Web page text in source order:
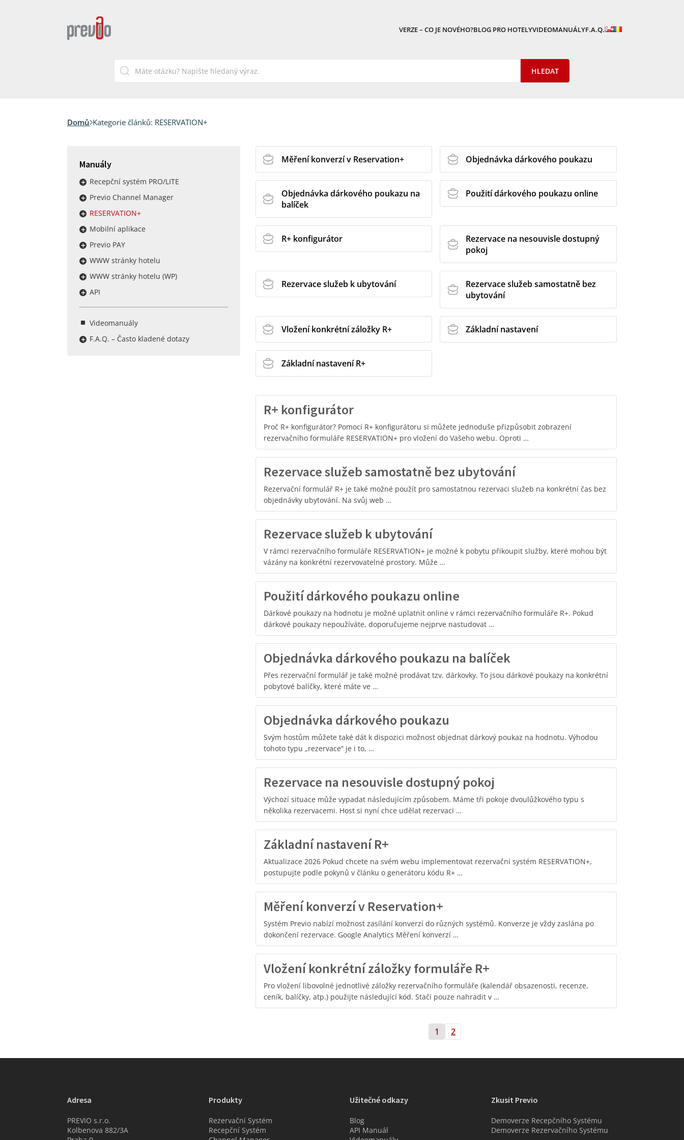
VERZE – CO JE NOVÉHO?BLOG PRO HOTELYVIDEOMANUÁLYF.A.Q.
Domů Kategorie článků: RESERVATION+
Manuály
Recepční systém PRO/LITE
Previo Channel Manager
RESERVATION+
Mobilní aplikace
Previo PAY
WWW stránky hotelu
WWW stránky hotelu (WP)
API
Videomanuály
F.A.Q. – Často kladené dotazy
Měření konverzí v Reservation+ Objednávka dárkového poukazu
Objednávka dárkového poukazu na
balíček
Použití dárkového poukazu online
R+ konfigurátor
Rezervace na nesouvisle dostupný
pokoj
Rezervace služeb k ubytování
Rezervace služeb samostatně bez
ubytování
Vložení konkrétní záložky R+ Základní nastavení
Základní nastavení R+
R+ konfigurátor
Proč R+ konfigurátor? Pomocí R+ konfigurátoru si můžete jednoduše přizpůsobit zobrazení
rezervačního formuláře RESERVATION+ pro vložení do Vašeho webu. Oproti …
Rezervace služeb samostatně bez ubytování
Rezervační formulář R+ je také možné použít pro samostatnou rezervaci služeb na konkrétní čas bez
objednávky ubytování. Na svůj web …
Rezervace služeb k ubytování
V rámci rezervačního formuláře RESERVATION+ je možné k pobytu přikoupit služby, které mohou být
vázány na konkrétní rezervovatelné prostory. Může …
Použití dárkového poukazu online
Dárkové poukazy na hodnotu je možné uplatnit online v rámci rezervačního formuláře R+. Pokud
dárkové poukazy nepoužíváte, doporučujeme nejprve nastudovat …
Objednávka dárkového poukazu na balíček
Přes rezervační formulář je také možné prodávat tzv. dárkovky. To jsou dárkové poukazy na konkrétní
pobytové balíčky, které máte ve …
Objednávka dárkového poukazu
Svým hostům můžete také dát k dispozici možnost objednat dárkový poukaz na hodnotu. Výhodou
tohoto typu „rezervace“ je i to, …
Rezervace na nesouvisle dostupný pokoj
Výchozí situace může vypadat následujícím způsobem. Máme tři pokoje dvoulůžkového typu s
několika rezervacemi. Host si nyní chce udělat rezervaci …
Základní nastavení R+
Aktualizace 2026 Pokud chcete na svém webu implementovat rezervační systém RESERVATION+,
postupujte podle pokynů v článku o generátoru kódu R+ …
Měření konverzí v Reservation+
Systém Previo nabízí možnost zasílání konverzí do různých systémů. Konverze je vždy zaslána po
dokončení rezervace. Google Analytics Měření konverzí …
Vložení konkrétní záložky formuláře R+
Pro vložení libovolné jednotlivé záložky rezervačního formuláře (kalendář obsazenosti, recenze,
ceník, balíčky, atp.) použijte následující kód. Stačí pouze nahradit v …
1 2
Adresa
PREVIO s.r.o.
Kolbenova 882/3A
Produkty
Rezervační Systém
Recepční Systém
Užitečné odkazy
Blog
API Manuál
Zkusit Previo
Demoverze Recepčního Systému
Demoverze Rezervačního Systému